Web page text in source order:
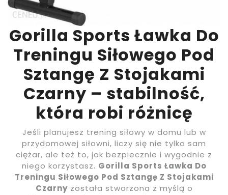
Gorilla Sports Ławka Do
Treningu Siłowego Pod
Sztangę Z Stojakami
Czarny – stabilność,
która robi różnicę
Jeśli planujesz trening siłowy w domu lub w
przydomowej siłowni, liczy się nie tylko sam
ciężar, ale też to, jak bezpiecznie i wygodnie z
niego korzystasz. Gorilla Sports Ławka Do
Treningu Siłowego Pod Sztangę Z Stojakami
Czarnyzostała stworzona z myślą o